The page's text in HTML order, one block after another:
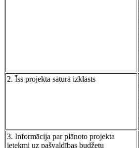
2. Īss projekta satura izklāsts
3. Informācija par plānoto projekta
ietekmi uz pašvaldības budžetu